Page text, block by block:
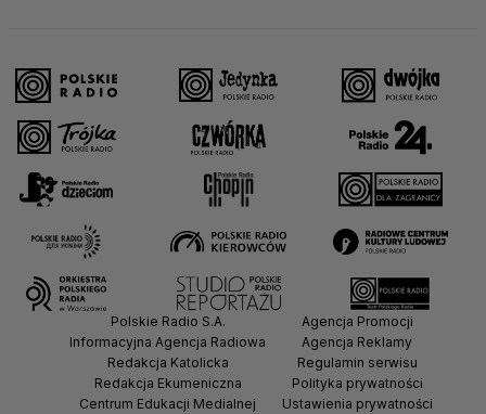
Polskie Radio S.A.
Informacyjna Agencja Radiowa
Redakcja Katolicka
Redakcja Ekumeniczna
Centrum Edukacji Medialnej
Agencja Promocji
Agencja Reklamy
Regulamin serwisu
Polityka prywatności
Ustawienia prywatności